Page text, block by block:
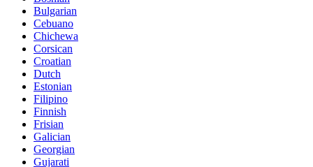
Bulgarian
Cebuano
Chichewa
Corsican
Croatian
Dutch
Estonian
Filipino
Finnish
Frisian
Galician
Georgian
Gujarati